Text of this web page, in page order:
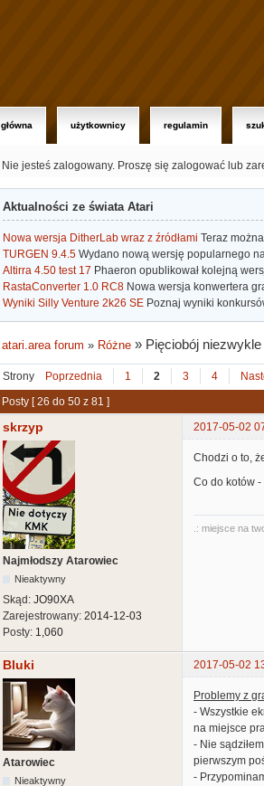
główna użytkownicy regulamin
Nie jesteś zalogowany. Proszę się zalogować lub
Aktualności ze świata Atari
Nowa wersja DitherLab wraz z źródłami Teraz
TURGEN 9.4.5 Wydano nową wersję popularnego
Altirra 4.50 test 17 Phaeron opublikował kolejną
RastaConverter 1.0 RC8 Nowa wersja konwertera
Wyniki Silly Venture 2k26 SE Poznaj wyniki
atari.area forum » Różne » Pięciobój
Strony Poprzednia 1 2 3 4
Posty [ 26 do 50 z 81 ]
skrzyp 2017-05-02
Najmłodszy Atarowiec
Nieaktywny
Skąd: JO90XA
Zarejestrowany: 2014-12-03
Posty: 1,060
Chodzi o to,
Co do kotów
.: miejsce na
Bluki 2017-05-02
Atarowiec
Nieaktywny
Problemy z
- Wszystkie
na miejsce
- Nie
pierwszym
-